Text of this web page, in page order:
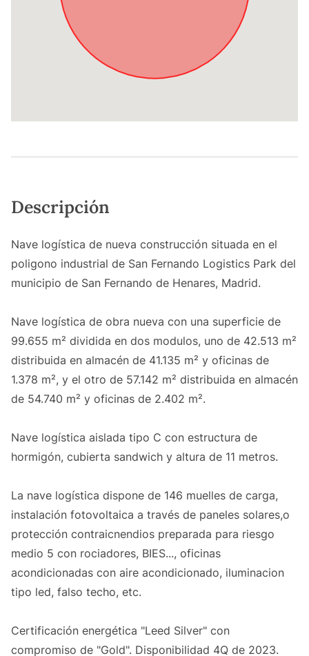
Descripción
Nave logística de nueva construcción situada en el
poligono industrial de San Fernando Logistics Park del
municipio de San Fernando de Henares, Madrid.
Nave logística de obra nueva con una superficie de
99.655 m² dividida en dos modulos, uno de 42.513 m²
distribuida en almacén de 41.135 m² y oficinas de
1.378 m², y el otro de 57.142 m² distribuida en almacén
de 54.740 m² y oficinas de 2.402 m².
Nave logística aislada tipo C con estructura de
hormigón, cubierta sandwich y altura de 11 metros.
La nave logística dispone de 146 muelles de carga,
instalación fotovoltaica a través de paneles solares,o
protección contraicnendios preparada para riesgo
medio 5 con rociadores, BIES..., oficinas
acondicionadas con aire acondicionado, iluminacion
tipo led, falso techo, etc.
Certificación energética "Leed Silver" con
compromiso de "Gold". Disponibilidad 4Q de 2023.